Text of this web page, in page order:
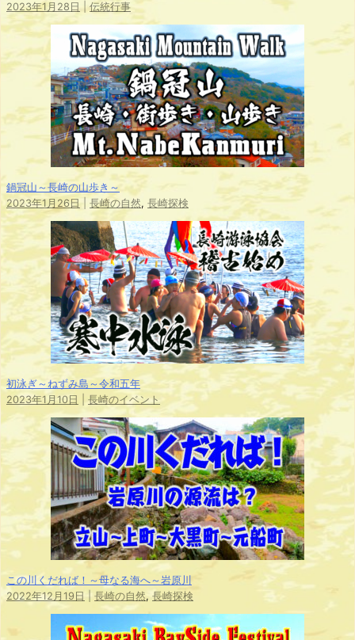
2023年1月28日 | 伝統行事
鍋冠山～長崎の山歩き～
2023年1月26日 長崎の自然, 長崎探検
初泳ぎ～ねずみ島～令和五年
2023年1月10日 長崎のイベント
この川くだれば！～母なる海へ～岩原川
2022年12月19日 長崎の自然,長崎探検